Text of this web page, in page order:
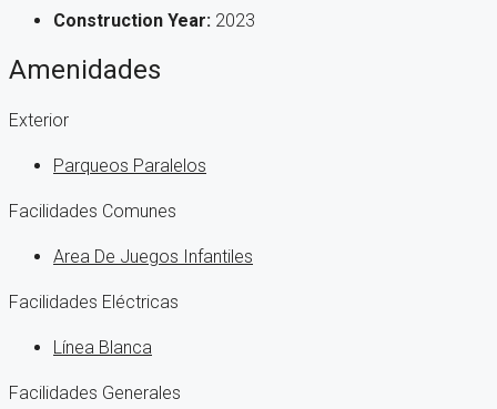
Construction Year: 2023
Amenidades
Exterior
Parqueos Paralelos
Facilidades Comunes
Area De Juegos Infantiles
Facilidades Eléctricas
Línea Blanca
Facilidades Generales